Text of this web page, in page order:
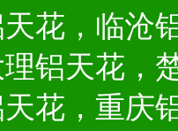
花，临沧
铝天花，
花，重庆